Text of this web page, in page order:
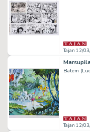
Tajan 12/
Batem
Tajan 12/